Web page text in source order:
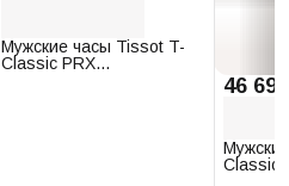
Мужские часы Tissot T-
Classic PRX
46
Classic